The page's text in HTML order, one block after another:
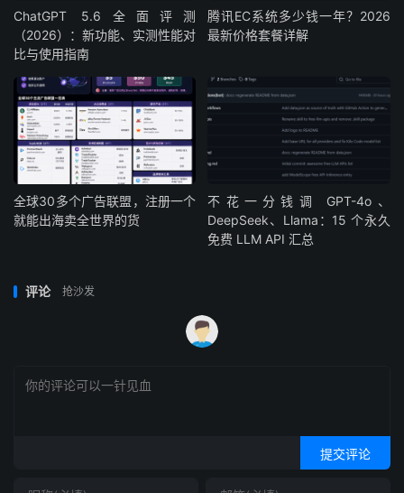
ChatGPT 5.6全面评测
（2026）：新功能、实测性能对
比与使用指南
腾讯EC系统多少钱一年？2026
最新价格套餐详解
全球30多个广告联盟，注册一个
就能出海卖全世界的货
不花一分钱调 GPT-4o、
DeepSeek、Llama：15 个永久
免费 LLM API 汇总
评论 抢沙发
提交评论